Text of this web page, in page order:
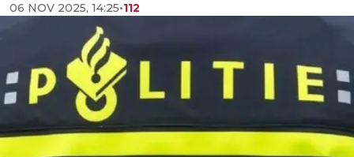
06 NOV 2025, 14:25•112